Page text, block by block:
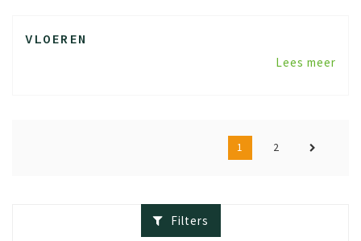
VLOEREN
Lees meer
1 2
Filters